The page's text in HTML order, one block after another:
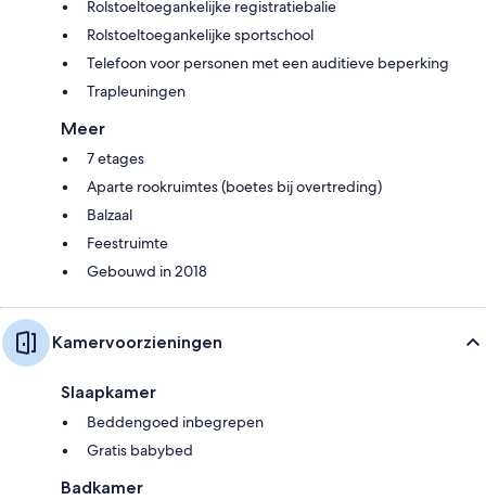
Rolstoeltoegankelijke registratiebalie
Rolstoeltoegankelijke sportschool
Telefoon voor personen met een auditieve beperking
Trapleuningen
Meer
7 etages
Aparte rookruimtes (boetes bij overtreding)
Balzaal
Feestruimte
Gebouwd in 2018
Kamervoorzieningen
Slaapkamer
Beddengoed inbegrepen
Gratis babybed
Badkamer